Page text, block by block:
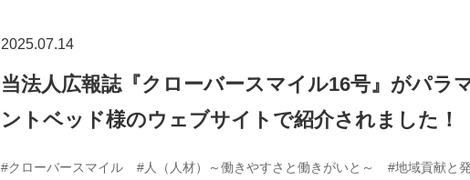
2025.07.14
当法人広報誌『クローバースマイル16号』がパラ
ントベッド様のウェブサイトで紹介されました！
#クローバースマイル #人（人材）～働きやすさと働きがいと～
#地域貢献と